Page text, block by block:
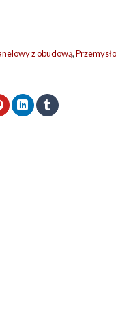
z obudową,